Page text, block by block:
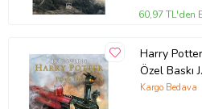
60,97 TL'den
Harry
Özel Baskı
Yayınları
Kargo Bedava